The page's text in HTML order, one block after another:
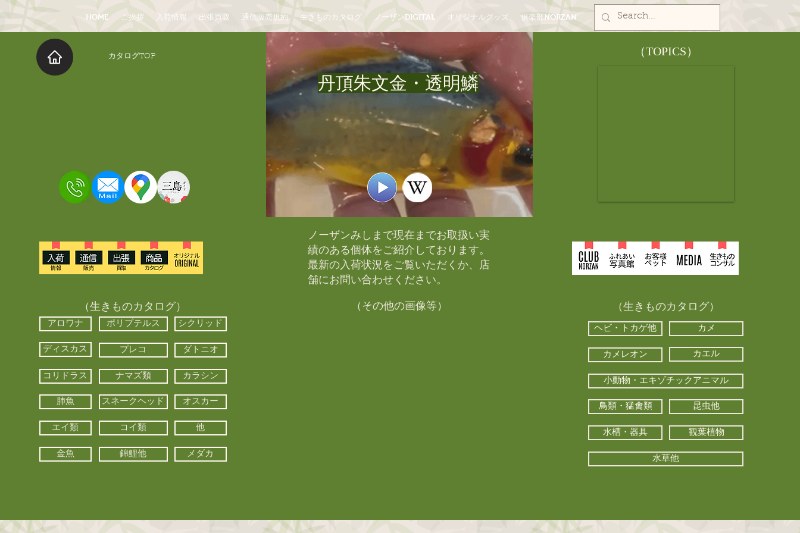
HOME ご挨拶 入荷情報 出張買取 通信販売規約 生きものカタログ ノーザンDIGITAL オリジナルグッズ 倶楽部NORZAN
​カタログTOP
丹頂朱文金・透明鱗
​（TOPICS）
（生きものカタログ）
アロワナ ポリプテルス シクリッド
ディスカス プレコ ダトニオ
コリドラス ナマズ類 カラシン
肺魚 スネークヘッド オスカー
エイ類 コイ類 他
金魚 錦鯉他 メダカ
ノーザンみしまで現在までお取扱い実
績のある個体をご紹介しております。​
最新の入荷状況をご覧いただくか、店
舗にお問い合わせください。​
（その他の画像等） （生きものカタログ）
ヘビ・トカゲ他 カメ
カメレオン カエル
小動物・エキゾチックアニマル
鳥類・猛禽類 昆虫他
水槽・器具 観葉植物
水草他